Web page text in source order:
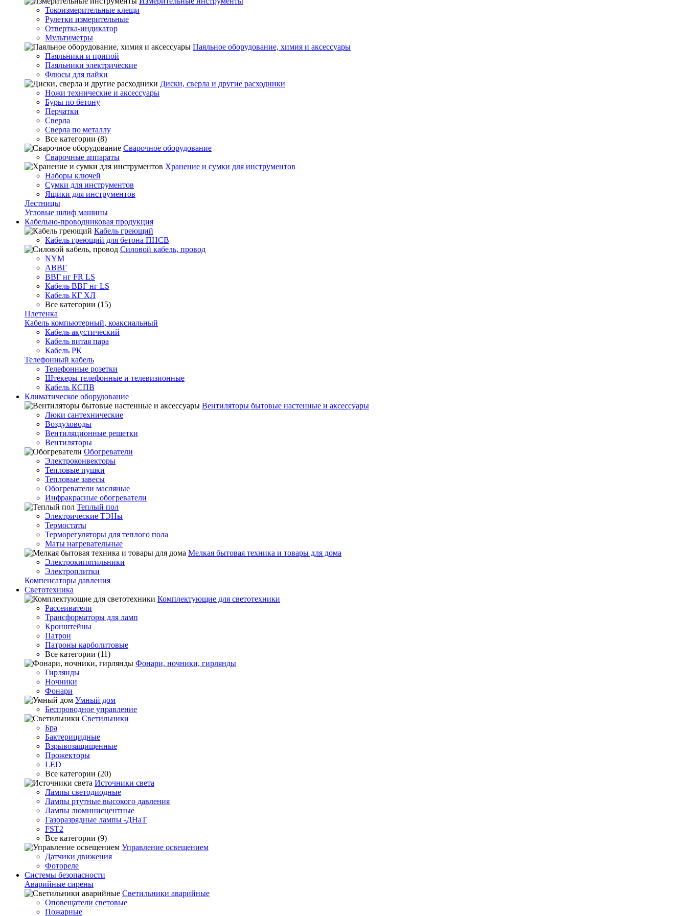
Токоизмерительные клещи
Рулетки измерительные
Отвертка-индикатор
Мультиметры
Паяльное оборудование, химия и аксессуары
Паяльники и припой
Паяльники электрические
Флюсы для пайки
Диски, сверла и другие расходники
Ножи технические и аксессуары
Буры по бетону
Перчатки
Сверла
Сверла по металлу
Все категории (8)
Сварочное оборудование
Сварочные аппараты
Хранение и сумки для инструментов
Наборы ключей
Сумки для инструментов
Ящики для инструментов
Лестницы
Угловые шлиф машины
Кабельно-проводниковая продукция
Кабель греющий
Кабель греющий для бетона ПНСВ
Силовой кабель, провод
NYM
АВВГ
ВВГ нг FR LS
Кабель ВВГ нг LS
Кабель КГ ХЛ
Все категории (15)
Плетенка
Кабель компьютерный, коаксиальный
Кабель акустический
Кабель витая пара
Кабель РК
Телефонный кабель
Телефонные розетки
Штекеры телефонные и телевизионные
Кабель КСПВ
Климатическое оборудование
Вентиляторы бытовые настенные и аксессуары
Люки сантехнические
Воздуховоды
Вентиляционные решетки
Вентиляторы
Обогреватели
Электроконвекторы
Тепловые пушки
Тепловые завесы
Обогреватели масляные
Инфракрасные обогреватели
Теплый пол
Электрические ТЭНы
Термостаты
Терморегуляторы для теплого пола
Маты нагревательные
Мелкая бытовая техника и товары для дома
Электрокипятильники
Электроплитки
Компенсаторы давления
Светотехника
Комплектующие для светотехники
Рассеиватели
Трансформаторы для ламп
Кронштейны
Патрон
Патроны карболитовые
Все категории (11)
Фонари, ночники, гирлянды
Гирлянды
Ночники
Фонари
Умный дом
Беспроводное управление
Светильники
Бра
Бактерицидные
Взрывозащищенные
Прожекторы
LED
Все категории (20)
Источники света
Лампы светодиодные
Лампы ртутные высокого давления
Лампы люминисцентные
Газоразрядные лампы -ДНаТ
FST2
Все категории (9)
Управление освещением
Датчики движения
Фотореле
Системы безопасности
Аварийные сирены
Светильники аварийные
Оповещатели световые
Пожарные